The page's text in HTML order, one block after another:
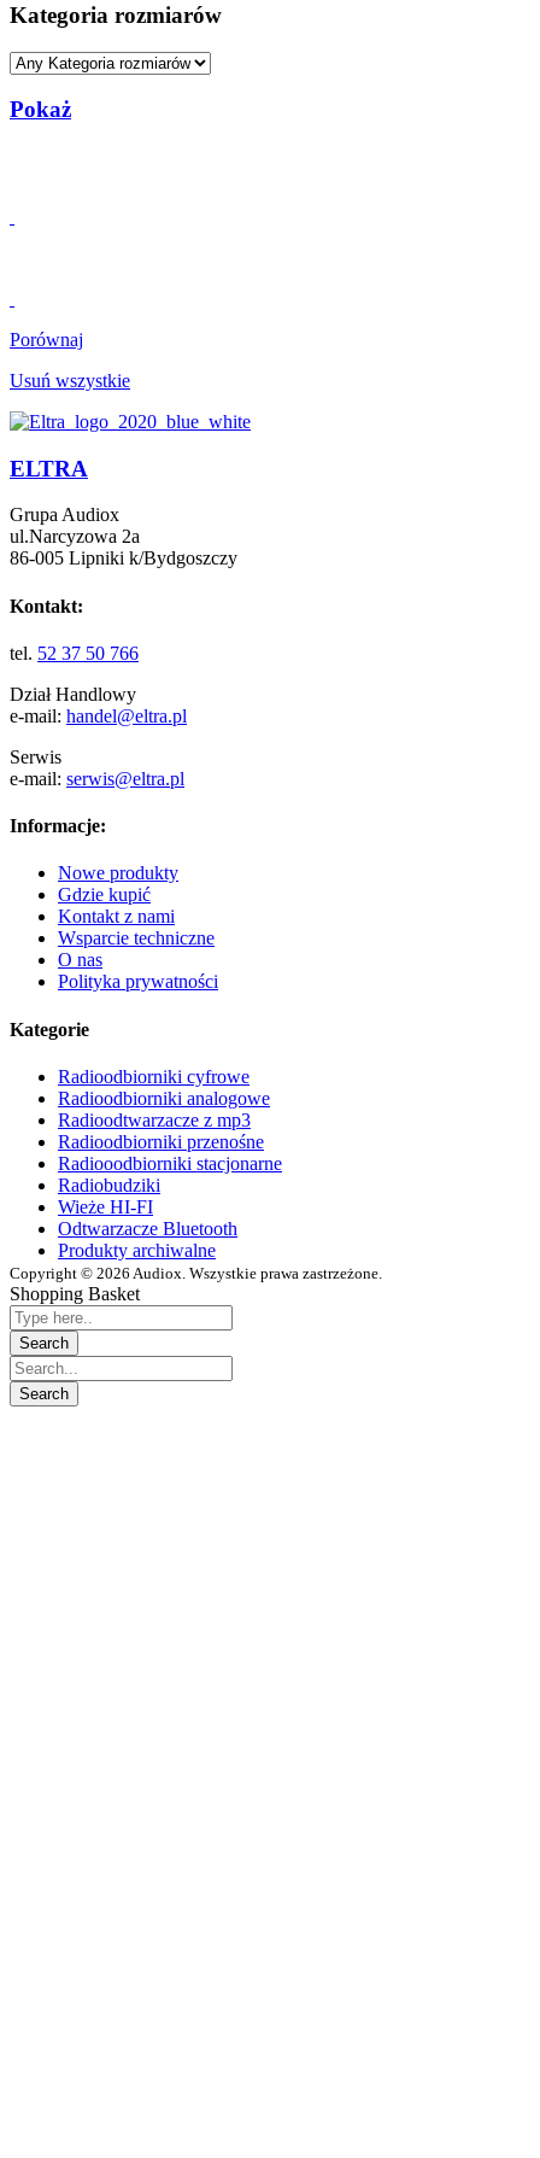
Kategoria rozmiarów
Pokaż
Porównaj
Usuń wszystkie
ELTRA
Grupa Audiox
ul.Narcyzowa 2a
86-005 Lipniki k/Bydgoszczy
Kontakt:
tel. 52 37 50 766
Dział Handlowy
e-mail: handel@eltra.pl
Serwis
e-mail: serwis@eltra.pl
Informacje:
Nowe produkty
Gdzie kupić
Kontakt z nami
Wsparcie techniczne
O nas
Polityka prywatności
Kategorie
Radioodbiorniki cyfrowe
Radioodbiorniki analogowe
Radioodtwarzacze z mp3
Radioodbiorniki przenośne
Radiooodbiorniki stacjonarne
Radiobudziki
Wieże HI-FI
Odtwarzacze Bluetooth
Produkty archiwalne
Copyright © 2026 Audiox. Wszystkie prawa zastrzeżone.
Shopping Basket